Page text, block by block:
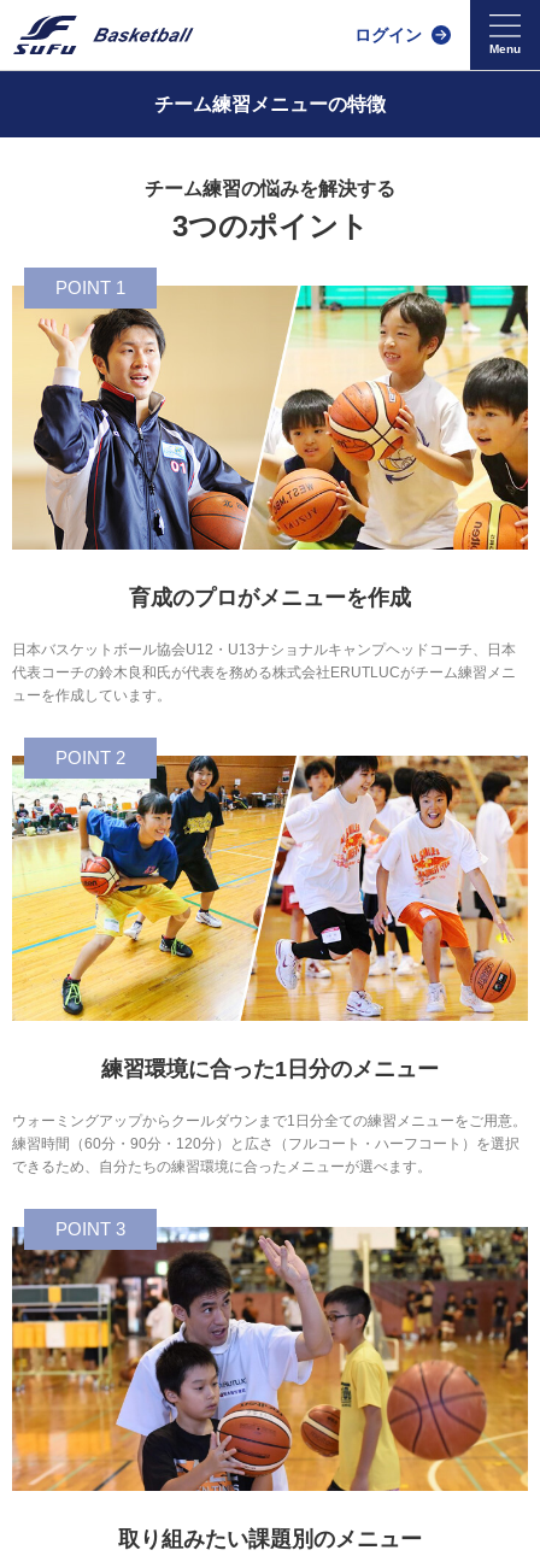
ログイン
チーム練習メニューの特徴
チーム練習の悩みを解決する
3つのポイント
POINT 1
育成のプロがメニューを作成
日本バスケットボール協会U12・U13ナショナルキャンプヘッドコーチ、日本
代表コーチの鈴木良和氏が代表を務める株式会社ERUTLUCがチーム練習メニ
ューを作成しています。
POINT 2
練習環境に合った1日分のメニュー
ウォーミングアップからクールダウンまで1日分全ての練習メニューをご用意。
練習時間（60分・90分・120分）と広さ（フルコート・ハーフコート）を選択
できるため、自分たちの練習環境に合ったメニューが選べます。
POINT 3
取り組みたい課題別のメニュー